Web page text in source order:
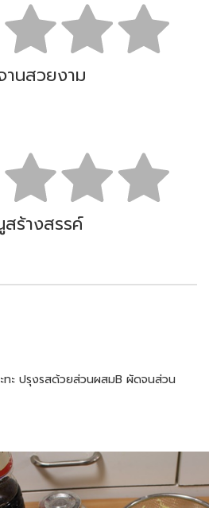
านสวยงาม
สร้างสรรค์
ทะ ปรุงรสด้วยส่วนผสมB ผัดจนส่วน